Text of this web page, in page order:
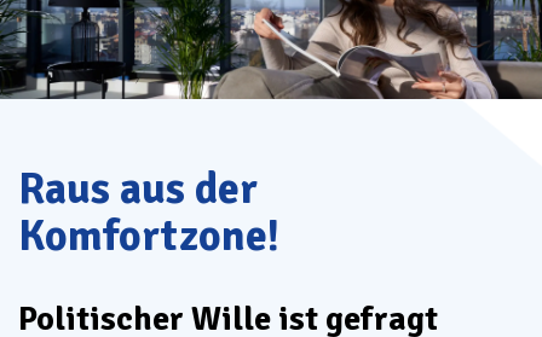
Raus aus der
Komfortzone!
Politischer Wille ist gefragt